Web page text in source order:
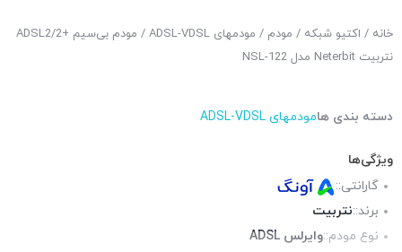
خانه / اکتیو شبکه / مودم / مودمهای ADSL-VDSL
/ مودم بی‌سیم +ADSL2/2
نتربیت Neterbit مدل NSL-122
دسته بندی هامودمهای ADSL-VDSL
ویژگی‌ها
گارانتی::
برند::نتربیت
نوع مودم::وایرلس ADSL